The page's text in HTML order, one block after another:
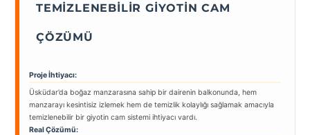
TEMIZLENEBILIR GIYOTIN CAM
ÇÖZÜMÜ
Proje İhtiyacı:
Üsküdar’da boğaz manzarasına sahip bir dairenin balkonunda, hem
manzarayı kesintisiz izlemek hem de temizlik kolaylığı sağlamak amacıyla
temizlenebilir bir giyotin cam sistemi ihtiyacı vardı.
Real Çözümü: